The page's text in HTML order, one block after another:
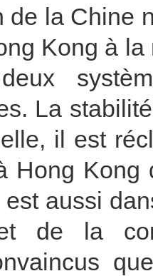
de la Chine
Kong à
La
il est
Hong Kong
est aussi
de la